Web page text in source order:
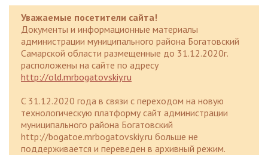
Уважаемые посетители сайта!
Документы и информационные материалы
администрации муниципального района Богатовский
Самарской области размещенные до 31.12.2020г.
расположены на сайте по адресу
http://old.mrbogatovskiy.ru
C 31.12.2020 года в связи с переходом на новую
технологическую платформу сайт администрации
муниципального района Богатовский
http://bogatoe.mrbogatovskiy.ru больше не
поддерживается и переведен в архивный режим.